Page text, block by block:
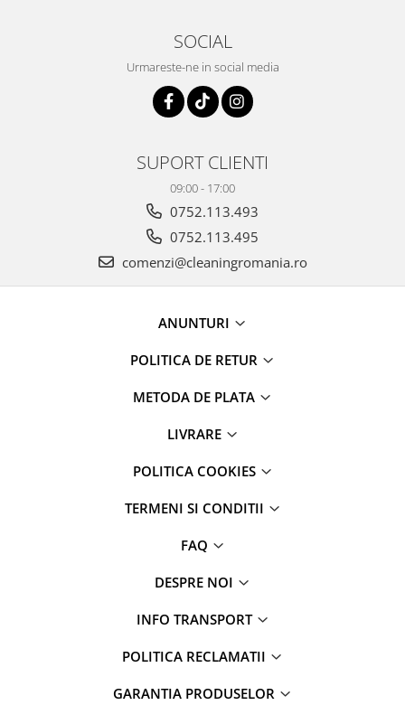
Dozatoare sapun spuma si
Dozatoare solutii igienizare si
Dispenser acoperitori incaltaminte
Rola cearceaf medical si lavete
Role hartie industriala
Sapun lichid,solid , spuma si sare
Lotiuni ,lapte,creme si uleiuri
Sampon,balsam,masti si
Machiaj si manichiura
Bureti pentru baie si accesorii
SOCIAL
Urmareste-ne in social media
SUPORT CLIENTI
09:00 - 17:00
0752.113.493
0752.113.495
comenzi@cleaningromania.ro
ANUNTURI
POLITICA DE RETUR
METODA DE PLATA
LIVRARE
POLITICA COOKIES
TERMENI SI CONDITII
FAQ
DESPRE NOI
INFO TRANSPORT
POLITICA RECLAMATII
GARANTIA PRODUSELOR